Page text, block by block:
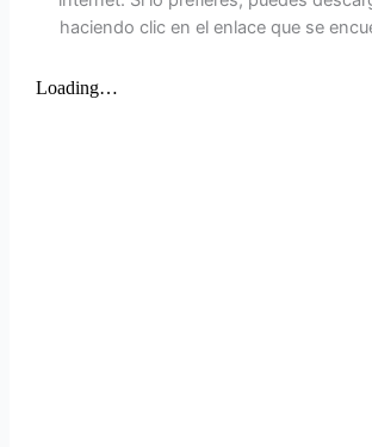
haciendo clic en el enlace que se